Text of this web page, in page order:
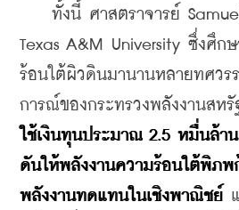
ทั้งนี้ ศาสตราจารย์
Texas A&M University ซึ่งศึก
ร้อนใต้ผิวดินมานานหลายทศวร
การณ์ของกระทรวงพลังงานสหรั
ใช้เงินทุนประมาณ 2.5 หมื่นล้า
ดันให้พลังงานความร้อนใต้พิภพ
พลังงานทดแทนในเชิงพาณิชย์